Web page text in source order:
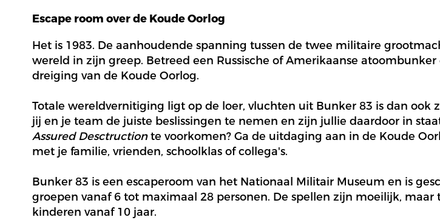
Escape room over de Koude Oorlog
Het is 1983. De aanhoudende spanning tussen de twee militaire
wereld in zijn greep. Betreed een Russische of Amerikaanse atoombunker
dreiging van de Koude Oorlog.
Totale wereldvernitiging ligt op de loer, vluchten uit Bunker 83 is dan ook
jij en je team de juiste beslissingen te nemen en zijn jullie daardoor in
Assured Desctructionte voorkomen? Ga de uitdaging aan in de Koude
met je familie, vrienden, schoolklas of collega's.
Bunker 83 is een escaperoom van het Nationaal Militair Museum en is
groepen vanaf 6 tot maximaal 28 personen. De spellen zijn moeilijk, maar
kinderen vanaf 10 jaar.